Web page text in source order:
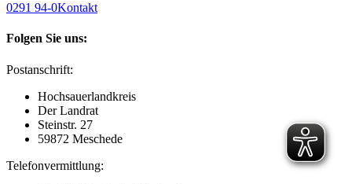
0291 94-0Kontakt
Folgen Sie uns:
Postanschrift:
Hochsauerlandkreis
Der Landrat
Steinstr. 27
59872 Meschede
Telefonvermittlung: